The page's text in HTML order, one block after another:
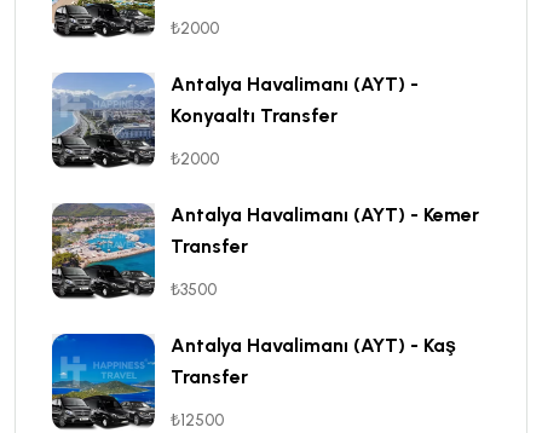
₺2000
Antalya Havalimanı (AYT) -
Konyaaltı Transfer
₺2000
Antalya Havalimanı (AYT) - Kemer
Transfer
₺3500
Antalya Havalimanı (AYT) - Kaş
Transfer
₺12500